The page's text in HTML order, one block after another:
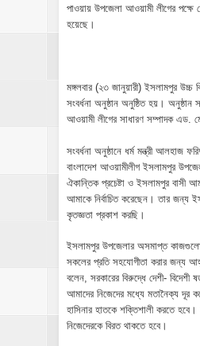
পাওয়ায় উপজেলা আওয়ামী লীগের পক্ষে
হয়েছে।
মঙ্গলবার (২৩ জানুয়ারী) ইসলামপুর উচ্চ
সংবর্ধনা অনুষ্ঠান অনুষ্ঠিত হয়। অনুষ্ঠান
আওয়ামী লীগের সাধারণ সম্পাদক
সংবর্ধনা অনুষ্ঠানে ধর্ম মন্ত্রী আলহাজ
বাংলাদেশ আওয়ামীলীগ ইসলামপুর
ঐকান্তিক প্রচেষ্টা ও ইসলামপুর বাসী
আমাকে নির্বাচিত করেছেন। তার জন্য
কৃতজ্ঞতা প্রকাশ করছি।
ইসলামপুর উপজেলার অসমাপ্ত
সকলের প্রতি সহযোগীতা করার জন্য
বলেন, সরকারের বিরুদ্ধে দেশী- বিদেশী
আমাদের নিজেদের মধ্যে মতানৈক্য দূর
হাসিনার হাতকে শক্তিশালী করতে হবে।
নিজেদেরকে বিরত থাকতে হবে।